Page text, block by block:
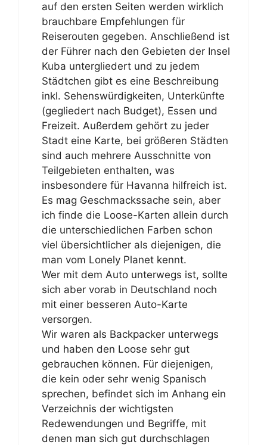
auf den ersten Seiten werden wirklich
brauchbare Empfehlungen für
Reiserouten gegeben. Anschließend ist
der Führer nach den Gebieten der Insel
Kuba untergliedert und zu jedem
Städtchen gibt es eine Beschreibung
inkl. Sehenswürdigkeiten, Unterkünfte
(gegliedert nach Budget), Essen und
Freizeit. Außerdem gehört zu jeder
Stadt eine Karte, bei größeren Städten
sind auch mehrere Ausschnitte von
Teilgebieten enthalten, was
insbesondere für Havanna hilfreich ist.
Es mag Geschmackssache sein, aber
ich finde die Loose-Karten allein durch
die unterschiedlichen Farben schon
viel übersichtlicher als diejenigen, die
man vom Lonely Planet kennt.
Wer mit dem Auto unterwegs ist, sollte
sich aber vorab in Deutschland noch
mit einer besseren Auto-Karte
versorgen.
Wir waren als Backpacker unterwegs
und haben den Loose sehr gut
gebrauchen können. Für diejenigen,
die kein oder sehr wenig Spanisch
sprechen, befindet sich im Anhang ein
Verzeichnis der wichtigsten
Redewendungen und Begriffe, mit
denen man sich gut durchschlagen